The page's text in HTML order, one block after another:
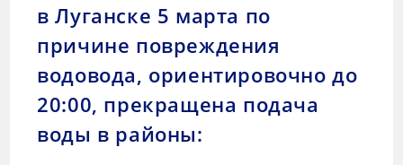
в Луганске 5 марта по
причине повреждения
водовода, ориентировочно до
20:00, прекращена подача
воды в районы: